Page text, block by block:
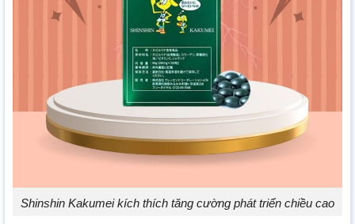
Shinshin Kakumei kích thích tăng cường phát triển chiều cao